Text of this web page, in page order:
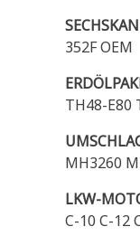
352F OEM
TH48-E80
MH3260
LKW-
C-10 C-12